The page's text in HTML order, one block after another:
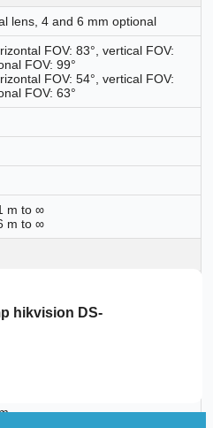
lens, 4 and 6 mm optional
FOV: 83°, vertical FOV:
FOV: 99°
FOV: 54°, vertical FOV:
FOV: 63°
m to ∞
m to ∞
hikvision DS-